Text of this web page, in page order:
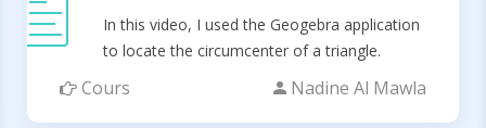
In this video, I used the Geogebra application
to locate the circumcenter of a triangle.
Cours Nadine Al Mawla